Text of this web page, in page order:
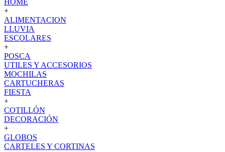
HOME
+
ALIMENTACION
LLUVIA
ESCOLARES
+
POSCA
UTILES Y ACCESORIOS
MOCHILAS
CARTUCHERAS
FIESTA
+
COTILLÓN
DECORACIÓN
+
GLOBOS
CARTELES Y CORTINAS